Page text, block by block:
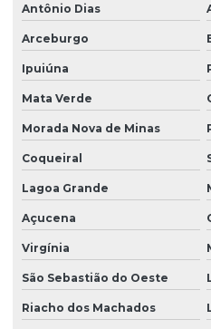
Antônio Dias
Arceburgo
Ipuiúna
Mata Verde
Morada Nova de Minas
Coqueiral
Lagoa Grande
Açucena
Virgínia
São Sebastião do Oeste
Riacho dos Machados